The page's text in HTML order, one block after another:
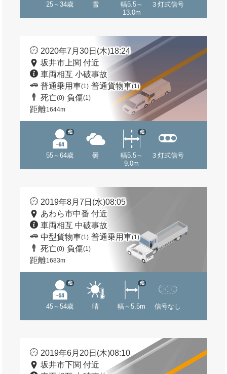
25～34歳 雪
幅5.5～
13.0m
３灯式信号
2020年7月30日(木)18:24
坂井市上関 付近
車両相互 小破事故
普通乗用車(1) 普通貨物車(1)
死亡(0) 負傷(1)
距離1644m
55～64歳
他
曇
幅5.5～
9.0m
他
３灯式信号
2019年8月7日(水)08:05
あわら市中番 付近
車両相互 中破事故
中型貨物車(1) 普通乗用車(1)
死亡(0) 負傷(1)
距離1683m
45～54歳
他
晴 幅～5.5m
他
信号なし
2019年6月20日(木)08:10
坂井市下関 付近